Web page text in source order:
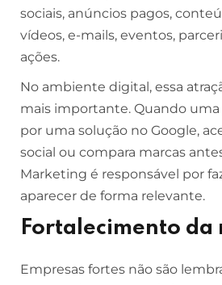
sociais, anúncios pagos,
vídeos, e-mails, eventos,
ações.
No ambiente digital, essa
mais importante. Quando uma
por uma solução no Google,
social ou compara marcas
Marketing é responsável por
aparecer de forma relevante.
Fortalecimento da
Empresas fortes não são